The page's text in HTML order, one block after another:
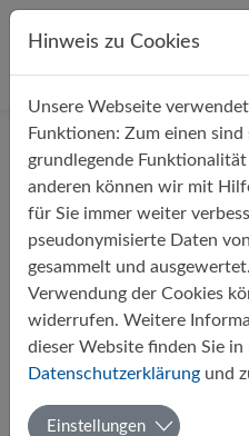
Direkt zur Hauptnavigation
Direkt zum Inhalt springen
StartseiteÜber uns Aktuelles
Filter
Monate
Hinweis zu Cookies
Unsere Webseite
Funktionen: Zum einen
grundlegende
anderen können wir mit
für Sie immer weiter
pseudonymisierte Daten
gesammelt und
Verwendung der Cookies
widerrufen. Weitere
dieser Website finden Sie in
Datenschutzerklärung und
Einstellungen